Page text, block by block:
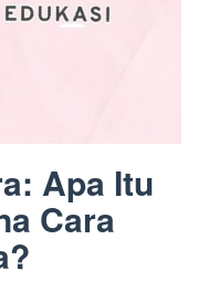
Apa Itu
Cara